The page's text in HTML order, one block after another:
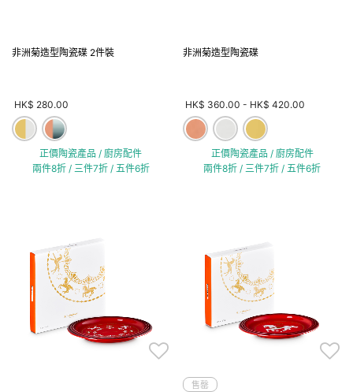
非洲菊造型陶瓷碟 2件裝
HK$ 280.00
正價陶瓷產品 / 廚房配件
兩件8折 / 三件7折 / 五件6折
非洲菊造型陶瓷碟
HK$ 360.00- HK$ 420.00
正價陶瓷產品 / 廚房配件
兩件8折 / 三件7折 / 五件6折
售罄